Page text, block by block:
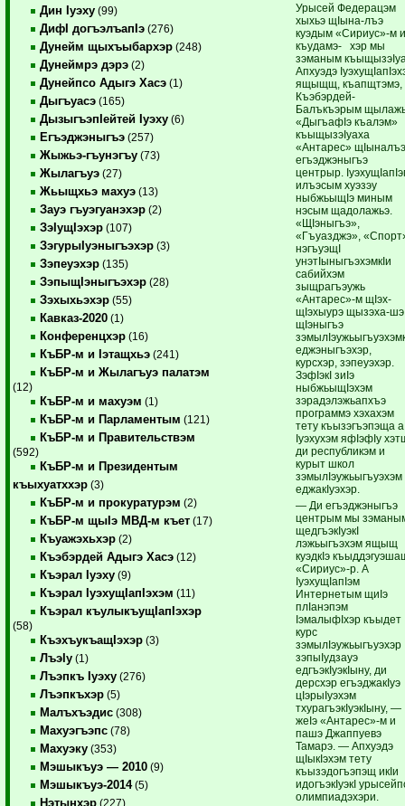
Дин Iуэху (99)
ДифI догъэлъапIэ (276)
Дунейм щыхъыбархэр (248)
Дунеймрэ дэрэ (2)
Дунейпсо Адыгэ Хасэ (1)
Дыгъуасэ (165)
ДызыгъэпIейтей Iуэху (6)
Егъэджэныгъэ (257)
Жыжьэ-гъунэгъу (73)
Жылагъуэ (27)
Жьыщхьэ махуэ (13)
Зауэ гъуэгуанэхэр (2)
ЗэIущIэхэр (107)
ЗэгурыIуэныгъэхэр (3)
Зэпеуэхэр (135)
ЗэпыщIэныгъэхэр (28)
Зэхыхьэхэр (55)
Кавказ-2020 (1)
Конференцхэр (16)
КъБР-м и Iэтащхьэ (241)
КъБР-м и Жылагъуэ палатэм
(12)
КъБР-м и махуэм (1)
КъБР-м и Парламентым (121)
КъБР-м и Правительствэм
(592)
КъБР-м и Президентым
къыхуатххэр (3)
КъБР-м и прокуратурэм (2)
КъБР-м щыIэ МВД-м къет (17)
Къуажэхьхэр (2)
Къэбэрдей Адыгэ Хасэ (12)
Къэрал Iуэху (9)
Къэрал IуэхущIапIэхэм (11)
Къэрал къулыкъущIапIэхэр
(58)
КъэхъукъащIэхэр (3)
ЛъэIу (1)
Лъэпкъ Iуэху (276)
Лъэпкъхэр (5)
Малъхъэдис (308)
Махуэгъэпс (78)
Махуэку (353)
Мэшыкъуэ — 2010 (9)
Мэшыкъуэ-2014(5)
Нэтынхэр (227)
Урысей Федерацэм
хыхьэ щIына-лъэ
куэдым «Сириус»-м
къудамэ- хэр мы
зэманым
Апхуэдэ
ящыщщ, къапщтэмэ,
Къэбэрдей-
Балъкъэрым
«ДыгъафIэ къалэм»
къыщызэIуаха
«Антарес»
егъэджэныгъэ
центрыр.
илъэсым хуэзэу
ныбжьыщIэ миным
нэсым щадолажьэ.
«ЩIэныгъэ»,
«Гъуазджэ»,
нэгъуэщI
унэтIыныгъэхэмкIи
сабийхэм
зыщрагъэужь
«Антарес»-м щIэх-
щIэхыурэ щызэха-шэ
щIэныгъэ
еджэныгъэхэр,
курсхэр, зэпеуэхэр.
ЗэфIэкI зиIэ
ныбжьыщIэхэм
зэрадэлэжьапхъэ
программэ хэхахэм
тету къызэгъэпэща а
Iуэхухэм яфIэфIу
ди республикэм и
курыт школ
зэмылIэужьыгъуэхэм
еджакIуэхэр.
— Ди егъэджэныгъэ
центрым мы
щедгъэкIуэкI
лэжьыгъэхэм ящыщ
куэдкIэ
«Сириус»-р. А
IуэхущIапIэм
Интернетым щиIэ
плIанэпэм
IэмалыфIхэр къыдет
курс
зэмылIэужьыгъуэхэр
зэпыIудзауэ
едгъэкIуэкIыну, ди
дерсхэр егъэджакIуэ
цIэрыIуэхэм
тхурагъэкIуэкIыну, —
жеIэ «Антарес»-м и
пашэ Джаппуевэ
Тамарэ. — Апхуэдэ
щIыкIэхэм тету
къызэдогъэпэщ икIи
идогъэкIуэкI
олимпиадэхэри.